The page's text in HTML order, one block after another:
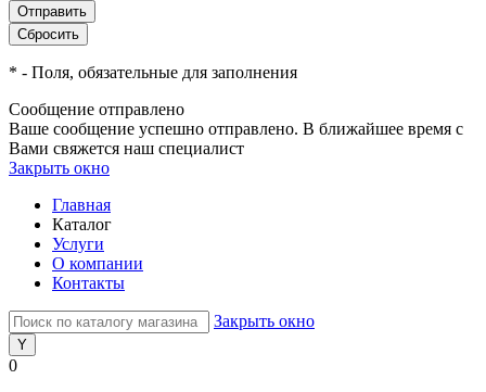
* - Поля, обязательные для заполнения
Сообщение отправлено
Ваше сообщение успешно отправлено. В ближайшее время с
Вами свяжется наш специалист
Закрыть окно
Главная
Каталог
Услуги
О компании
Контакты
Закрыть окно
0